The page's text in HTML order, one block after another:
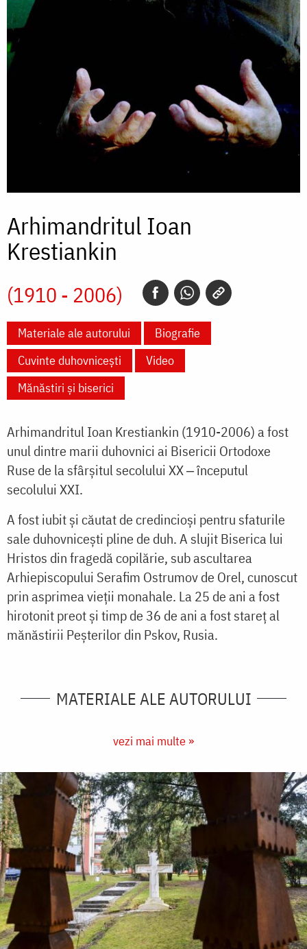
Arhimandritul Ioan
Krestiankin
(1910 - 2006)
Materiale ale autorului
Biografie
Cuvinte duhovnicești
Video
Mănăstiri și biserici
Arhimandritul Ioan Krestiankin (1910-2006) a fost
unul dintre marii duhovnici ai Bisericii Ortodoxe
Ruse de la sfârșitul secolului XX ‒ începutul
secolului XXI.
A fost iubit și căutat de credincioși pentru sfaturile
sale duhovnicești pline de duh. A slujit Biserica lui
Hristos din fragedă copilărie, sub ascultarea
Arhiepiscopului Serafim Ostrumov de Orel, cunoscut
prin asprimea vieţii monahale. La 25 de ani a fost
hirotonit preot și timp de 36 de ani a fost stareț al
mănăstirii Peșterilor din Pskov, Rusia.
MATERIALE ALE AUTORULUI
vezi mai multe »